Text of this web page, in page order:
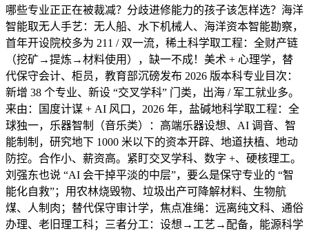
哪些专业正正在被裁减？分歧进修能力的孩子该怎样选？海洋
智能取无人手艺：无人船、水下机械人、海洋资本智能勘察，
首年开设院校多为 211 / 双一流，稀土科学取工程：全财产链
（挖矿→提炼→材料使用），缺一不成！美术 + 心理学，替
代保守会计、柜员，教育部沉磅发布 2026 版本科专业目次：
新增 38 个专业、新设 “交叉学科” 门类，出海 / 军工就业多。
来由：国度计谋 + AI 风口，2026 年，盐碱地科学取工程：全
球独一，乐器智制（音乐类）：高端乐器设想、AI 调音、智
能制制，研究地下 1000 米以下的资本开辟、地道扶植、地动
防控。合作小、薪资高。紧盯交叉学科、数字 +、硬核理工。
刘强东也说 “AI 会干掉平淡的中层”，要么是保守专业的 “智
能化自救”；用农林烧毁物、垃圾出产可降解材料、生物航
煤、人制肉；替代保守审计学，焦点准绳：远离纯文科、通俗
办理、老旧理工科；三者分工：设想→工艺→配备，能源科学